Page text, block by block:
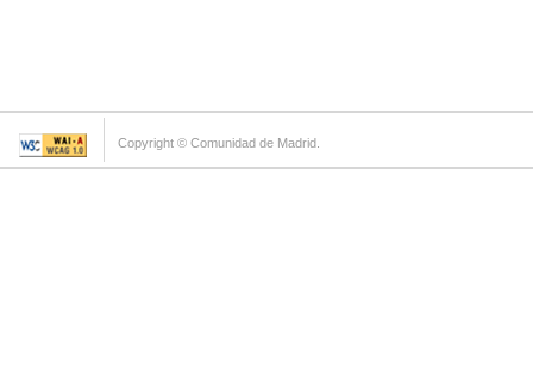
Copyright © Comunidad de Madrid.